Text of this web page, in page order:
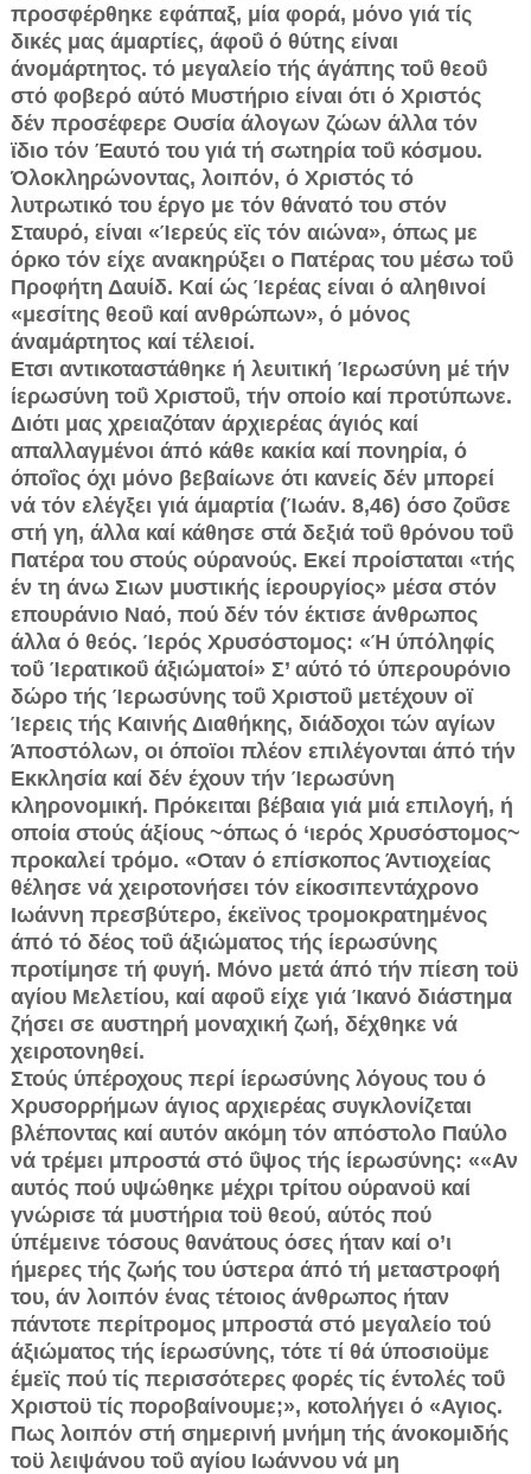
προσφέρθηκε εφάπαξ, μία φορά, μόνο γιά τίς
δικές μας άμαρτίες, άφοΰ ό θύτης είναι
άνομάρτητος. τό μεγαλείο τής άγάπης τοΰ θεοΰ
στό φοβερό αύτό Μυστήριο είναι ότι ό Χριστός
δέν προσέφερε Ουσία άλογων ζώων άλλα τόν
ϊδιο τόν Έαυτό του γιά τή σωτηρία τοΰ κόσμου.
Όλοκληρώνοντας, λοιπόν, ό Χριστός τό
λυτρωτικό του έργο με τόν θάνατό του στόν
Σταυρό, είναι «Ίερεύς εϊς τόν αιώνα», όπως με
όρκο τόν είχε ανακηρύξει ο Πατέρας του μέσω τοΰ
Προφήτη Δαυίδ. Καί ώς Ίερέας είναι ό αληθινοί
«μεσίτης θεοΰ καί ανθρώπων», ό μόνος
άναμάρτητος καί τέλειοί.
Ετσι αντικοταστάθηκε ή λευιτική Ίερωσύνη μέ τήν
ίερωσύνη τοΰ Χριστοΰ, τήν οποίο καί προτύπωνε.
Διότι μας χρειαζόταν άρχιερέας άγιός καί
απαλλαγμένοι άπό κάθε κακία καί πονηρία, ό
όποΐος όχι μόνο βεβαίωνε ότι κανείς δέν μπορεί
νά τόν ελέγξει γιά άμαρτία (Ίωάν. 8,46) όσο ζοΰσε
στή γη, άλλα καί κάθησε στά δεξιά τοΰ θρόνου τοΰ
Πατέρα του στούς ούρανούς. Εκεί προίσταται «τής
έν τη άνω Σιων μυστικής ίερουργίος» μέσα στόν
επουράνιο Ναό, πού δέν τόν έκτισε άνθρωπος
άλλα ό θεός. Ίερός Χρυσόστομος: «Ή ύπόληφίς
τοΰ Ίερατικοΰ άξιώματοί» Σ’ αύτό τό ύπερουρόνιο
δώρο τής Ίερωσύνης τοΰ Χριστοΰ μετέχουν οϊ
Ίερεις τής Καινής Διαθήκης, διάδοχοι τών αγίων
Άποστόλων, οι όποϊοι πλέον επιλέγονται άπό τήν
Εκκλησία καί δέν έχουν τήν Ίερωσύνη
κληρονομική. Πρόκειται βέβαια γιά μιά επιλογή, ή
οποία στούς άξίους ~όπως ό ‘ιερός Χρυσόστομος~
προκαλεί τρόμο. «Οταν ό επίσκοπος Άντιοχείας
θέλησε νά χειροτονήσει τόν είκοσιπεντάχρονο
Ιωάννη πρεσβύτερο, έκεϊνος τρομοκρατημένος
άπό τό δέος τοΰ άξιώματος τής ίερωσύνης
προτίμησε τή φυγή. Μόνο μετά άπό τήν πίεση τοϋ
αγίου Μελετίου, καί αφοΰ είχε γιά Ίκανό διάστημα
ζήσει σε αυστηρή μοναχική ζωή, δέχθηκε νά
χειροτονηθεί.
Στούς ύπέροχους περί ίερωσύνης λόγους του ό
Χρυσορρήμων άγιος αρχιερέας συγκλονίζεται
βλέποντας καί αυτόν ακόμη τόν απόστολο Παύλο
νά τρέμει μπροστά στό ΰψος τής ίερωσύνης: ««Αν
αυτός πού υψώθηκε μέχρι τρίτου ούρανοϋ καί
γνώρισε τά μυστήρια τοϋ θεού, αύτός πού
ύπέμεινε τόσους θανάτους όσες ήταν καί ο’ι
ήμερες τής ζωής του ύστερα άπό τή μεταστροφή
του, άν λοιπόν ένας τέτοιος άνθρωπος ήταν
πάντοτε περίτρομος μπροστά στό μεγαλείο τού
άξιώματος τής ίερωσύνης, τότε τί θά ύποσιοϋμε
έμεϊς πού τίς περισσότερες φορές τίς έντολές τοΰ
Χριστοϋ τίς ποροβαίνουμε;», κοτολήγει ό «Αγιος.
Πως λοιπόν στή σημερινή μνήμη τής άνοκομιδής
τοϋ λειψάνου τοΰ αγίου Ιωάννου νά μη